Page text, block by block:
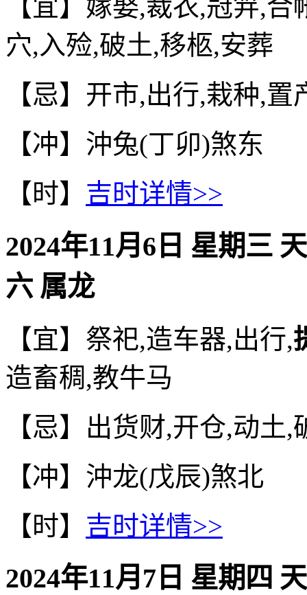
【宜】嫁娶,裁衣,冠笄,合
穴,入殓,破土,移柩,安葬
【忌】开市,出行,栽种,
【冲】沖兔(丁卯)煞东
【时】 吉时详情>>
2024年11月6日 星期三
六 属龙
【宜】祭祀,造车器,出行,
造畜稠,教牛马
【忌】出货财,开仓,动土
【冲】沖龙(戊辰)煞北
【时】 吉时详情>>
2024年11月7日 星期四